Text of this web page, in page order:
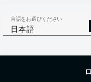
言語をお選びください
日本語